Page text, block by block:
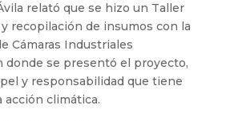
relató que se hizo un Taller
recopilación de insumos con la
Cámaras Industriales
donde se presentó el proyecto,
y responsabilidad que tiene
acción climática.